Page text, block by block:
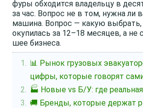
фуры обходится владельцу в
за час. Вопрос не в том, нужна ли
машина. Вопрос — какую выбрать,
окупилась за 12–18 месяцев, а не
шее бизнеса.
📊 Рынок грузовых
цифры, которые говорят
🏭 Новые vs Б/У: где
🚚 Бренды, которые держат